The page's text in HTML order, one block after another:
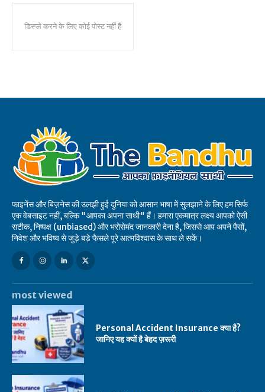
डिस्प्ले करने के लिए कोई पोस्ट नहीं हैं
फाइनेंस और बिज़नेस की उलझी हुई दुनिया को आसान भाषा में सुलझाने के लिए हम सिर्फ
एक वेबसाइट नहीं, बल्कि "आपका अपना साथी" हैं। हमारा एकमात्र लक्ष्य आपको ऐसी
सटीक, निष्पक्ष (unbiased) और भरोसेमंद जानकारी देना है, जिससे आप अपने पैसों,
निवेश और भविष्य से जुड़े बड़े फैसले पूरे आत्मविश्वास के साथ ले सकें।
most viewed
Personal Accident Insurance क्या है?
जानिए यह क्यों है बेहद ज़रूरी